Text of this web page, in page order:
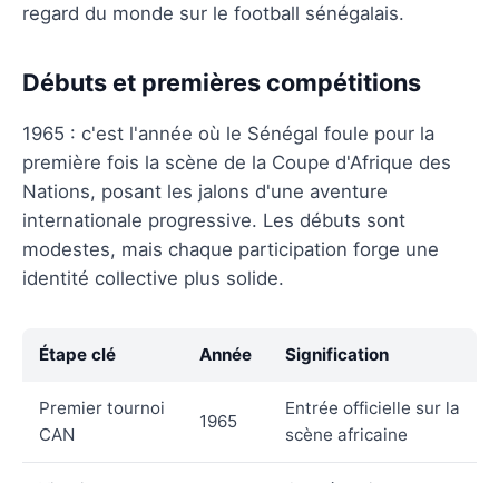
regard du monde sur le football sénégalais.
Débuts et premières compétitions
1965 : c'est l'année où le Sénégal foule pour la
première fois la scène de la Coupe d'Afrique des
Nations, posant les jalons d'une aventure
internationale progressive. Les débuts sont
modestes, mais chaque participation forge une
identité collective plus solide.
Étape clé Année Signification
Premier tournoi
CAN
1965
Entrée officielle sur la
scène africaine